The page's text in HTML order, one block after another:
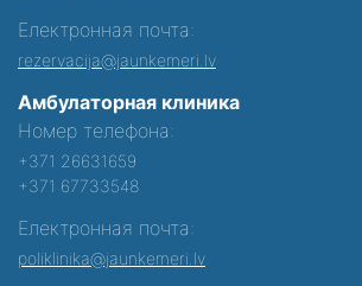
Електронная почта:
rezervacija@jaunkemeri.lv
Амбулаторная клиника
Номер телефона:
+371 26631659
+371 67733548
Електронная почта:
poliklinika@jaunkemeri.lv